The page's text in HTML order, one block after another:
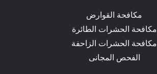
مكافحة القوارض
مكافحة الحشرات الطائرة
مكافحة الحشرات الزاحفة
الفحص المجانى